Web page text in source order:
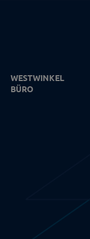
WESTWINKEL
BÜRO